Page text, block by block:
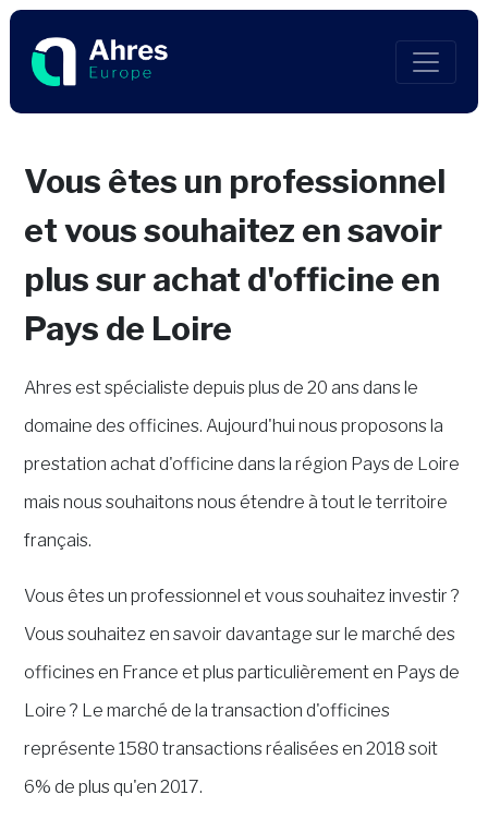
Vous êtes un professionnel
et vous souhaitez en savoir
plus sur achat d'officine en
Pays de Loire
Ahres est spécialiste depuis plus de 20 ans dans le
domaine des officines. Aujourd'hui nous proposons la
prestation achat d'officine dans la région Pays de Loire
mais nous souhaitons nous étendre à tout le territoire
français.
Vous êtes un professionnel et vous souhaitez investir ?
Vous souhaitez en savoir davantage sur le marché des
officines en France et plus particulièrement en Pays de
Loire ? Le marché de la transaction d'officines
représente 1580 transactions réalisées en 2018 soit
6% de plus qu'en 2017.